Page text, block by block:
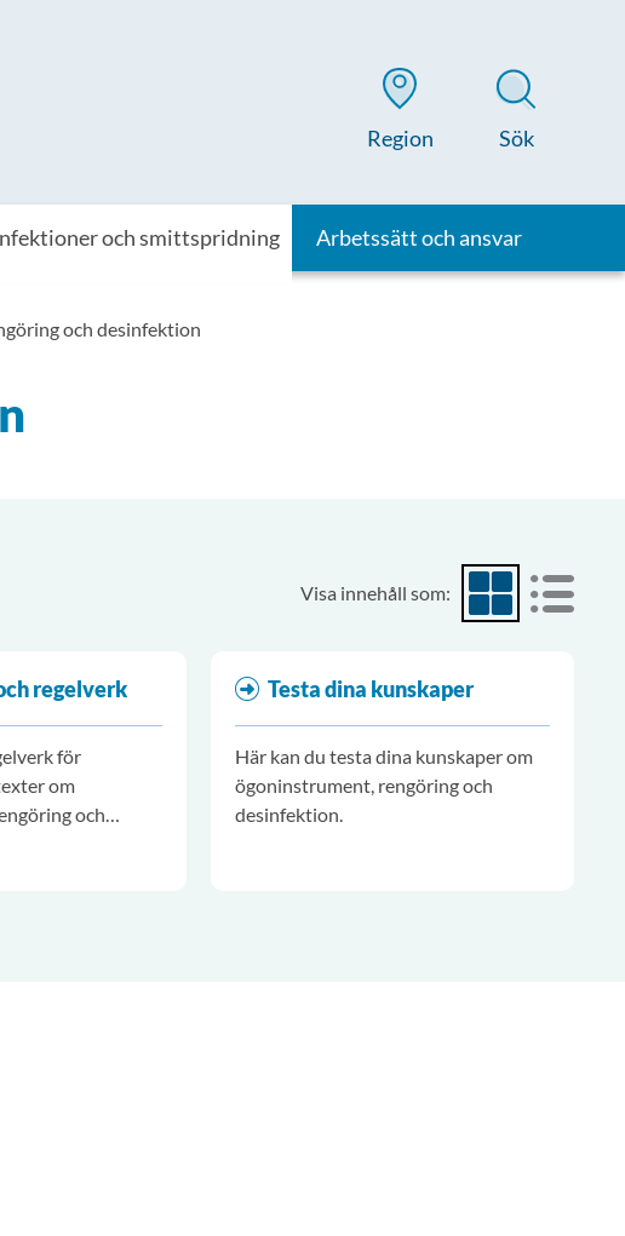
Region Sök
och smittspridning Arbetssätt och ansvar
och desinfektion
Visa innehåll som: Visa som rutnät
Visa
regelverk
för
om
och
Testa dina kunskaper
Här kan du testa dina kunskaper om
ögoninstrument, rengöring och
desinfektion.